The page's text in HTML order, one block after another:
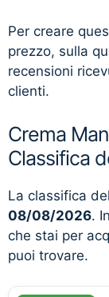
Per creare
prezzo, sulla
recensioni
clienti.
Crema
Classifica
La classifica
08/08/2026.
che stai per
puoi trovare.